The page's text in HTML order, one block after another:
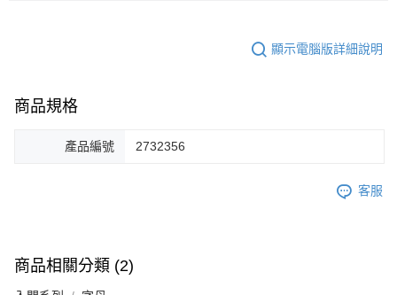
顯示電腦版詳細說明
商品規格
產品編號 2732356
客服
商品相關分類 (2)